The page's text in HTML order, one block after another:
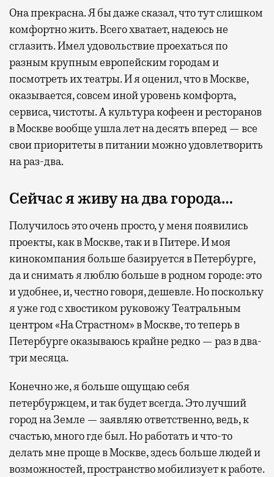
Она прекрасна. Я бы даже сказал, что тут слишком
комфортно жить. Всего хватает, надеюсь не
сглазить. Имел удовольствие проехаться по
разным крупным европейским городам и
посмотреть их театры. И я оценил, что в Москве,
оказывается, совсем иной уровень комфорта,
сервиса, чистоты. А культура кофеен и ресторанов
в Москве вообще ушла лет на десять вперед — все
свои приоритеты в питании можно удовлетворить
на раз-два.
Сейчас я живу на два города…
Получилось это очень просто, у меня появились
проекты, как в Москве, так и в Питере. И моя
кинокомпания больше базируется в Петербурге,
да и снимать я люблю больше в родном городе: это
и удобнее, и, честно говоря, дешевле. Но поскольку
я уже год с хвостиком руковожу Театральным
центром «На Страстном» в Москве, то теперь в
Петербурге оказываюсь крайне редко — раз в два-
три месяца.
Конечно же, я больше ощущаю себя
петербуржцем, и так будет всегда. Это лучший
город на Земле — заявляю ответственно, ведь, к
счастью, много где был. Но работать и что-то
делать мне проще в Москве, здесь больше людей и
возможностей, пространство мобилизует к работе.